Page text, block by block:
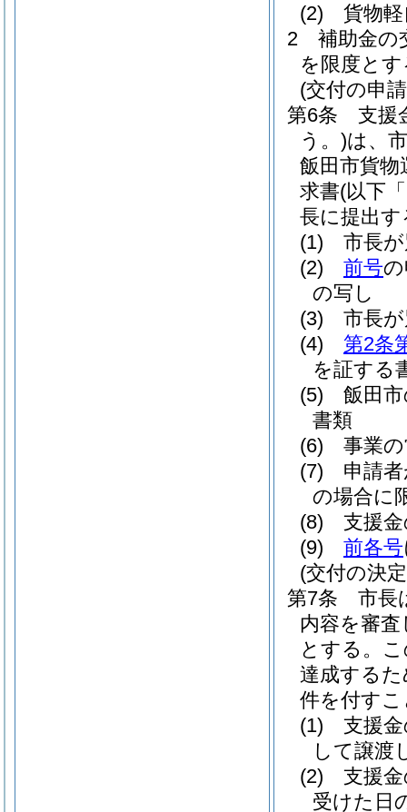
(2)
貨物
2
補助金の
を限度と
(交付の申
第6条
支援
う。)は、
飯田市貨物
求書(以下
長に提出
(1)
市長
(2)
前号
の写し
(3)
市長
(4)
第2条
を証する
(5)
飯田
書類
(6)
事業
(7)
申請
の場合に
(8)
支援
(9)
前各号
(交付の決
第7条
市長
内容を審
とする。
達成する
件を付す
(1)
支援
して譲渡
(2)
支援
受けた日